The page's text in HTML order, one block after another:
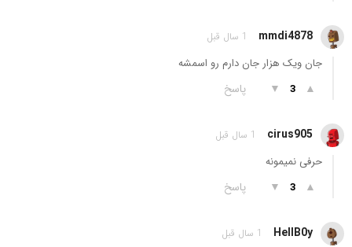
mmdi4878 1 سال قبل
جان ویک هزار جان دارم رو اسمشه
▲
3
▼ پاسخ
cirus905 1 سال قبل
حرفی نمیمونه
▲
3
▼ پاسخ
HellB0y 1 سال قبل